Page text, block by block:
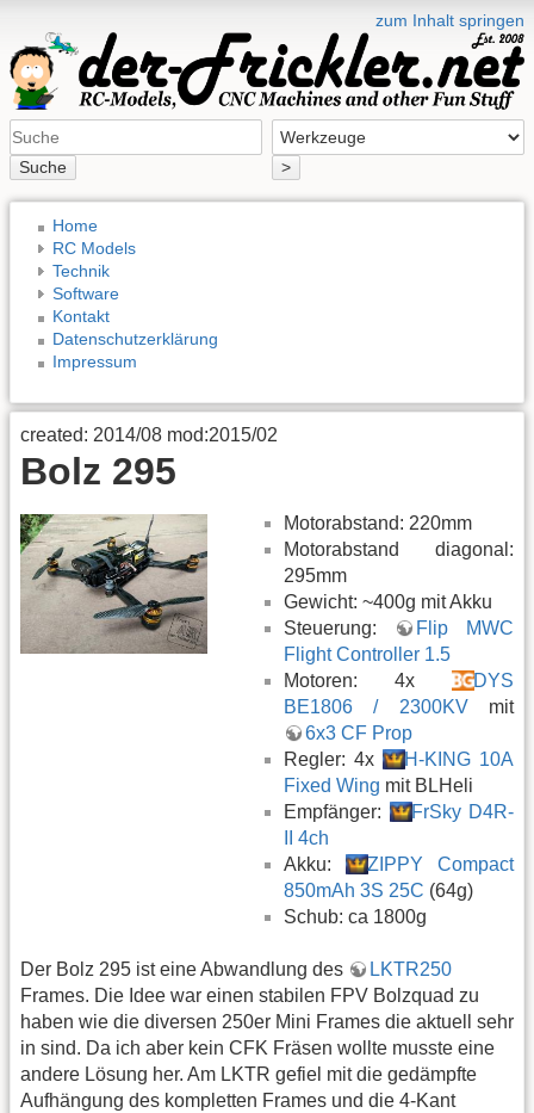
zum Inhalt springen
Suche >
Home
RC Models
Technik
Software
Kontakt
Datenschutzerklärung
Impressum
created: 2014/08 mod:2015/02
Bolz 295
Motorabstand: 220mm
Motorabstand diagonal:
295mm
Gewicht: ~400g mit Akku
Steuerung:
Flip MWC
Flight Controller 1.5
Motoren: 4x
DYS
BE1806 / 2300KVmit
6x3 CF Prop
Regler: 4x
H-KING 10A
Fixed Wing mit BLHeli
Empfänger:
FrSky D4R-
II 4ch
Akku:
ZIPPY Compact
850mAh 3S 25C (64g)
Schub: ca 1800g
Der Bolz 295 ist eine Abwandlung des
LKTR250
Frames. Die Idee war einen stabilen FPV Bolzquad zu
haben wie die diversen 250er Mini Frames die aktuell sehr
in sind. Da ich aber kein CFK Fräsen wollte musste eine
andere Lösung her. Am LKTR gefiel mit die gedämpfte
Aufhängung des kompletten Frames und die 4-Kant